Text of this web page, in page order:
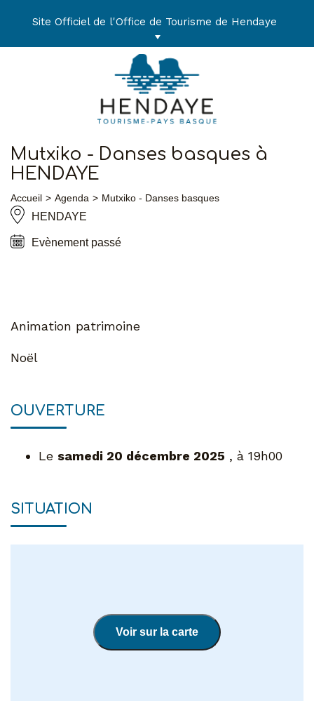
Site Officiel de l'Office de Tourisme de Hendaye
Mutxiko - Danses basques à
HENDAYE
Accueil Agenda Mutxiko - Danses basques
HENDAYE
Evènement passé
Animation patrimoine
Noël
OUVERTURE
Le samedi 20 décembre 2025 , à 19h00
SITUATION
Voir sur la carte